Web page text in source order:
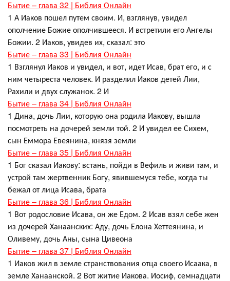
Бытие – глава 32 | Библия Онлайн
1 А Иаков пошел путем своим. И, взглянув, увидел
ополчение Божие ополчившееся. И встретили его Ангелы
Божии. 2 Иаков, увидев их, сказал: это
Бытие – глава 33 | Библия Онлайн
1 Взглянул Иаков и увидел, и вот, идет Исав, брат его, и с
ним четыреста человек. И разделил Иаков детей Лии,
Рахили и двух служанок. 2 И
Бытие – глава 34 | Библия Онлайн
1 Дина, дочь Лии, которую она родила Иакову, вышла
посмотреть на дочерей земли той. 2 И увидел ее Сихем,
сын Еммора Евеянина, князя земли
Бытие – глава 35 | Библия Онлайн
1 Бог сказал Иакову: встань, пойди в Вефиль и живи там, и
устрой там жертвенник Богу, явившемуся тебе, когда ты
бежал от лица Исава, брата
Бытие – глава 36 | Библия Онлайн
1 Вот родословие Исава, он же Едом. 2 Исав взял себе жен
из дочерей Ханаанских: Аду, дочь Елона Хеттеянина, и
Оливему, дочь Аны, сына Цивеона
Бытие – глава 37 | Библия Онлайн
1 Иаков жил в земле странствования отца своего Исаака, в
земле Ханаанской. 2 Вот житие Иакова. Иосиф, семнадцати